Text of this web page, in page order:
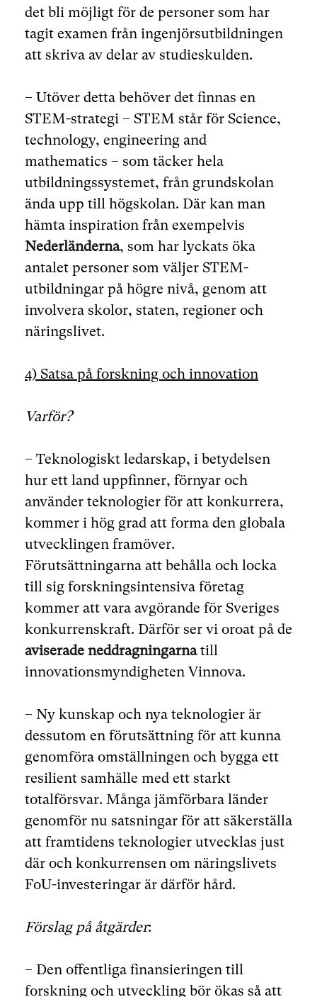
det bli möjligt för de personer som har
tagit examen från ingenjörsutbildningen
att skriva av delar av studieskulden.
– Utöver detta behöver det finnas en
STEM-strategi – STEM står för Science,
technology, engineering and
mathematics – som täcker hela
utbildningssystemet, från grundskolan
ända upp till högskolan. Där kan man
hämta inspiration från exempelvis
Nederländerna, som har lyckats öka
antalet personer som väljer STEM-
utbildningar på högre nivå, genom att
involvera skolor, staten, regioner och
näringslivet.
4) Satsa på forskning och innovation
Varför?
– Teknologiskt ledarskap, i betydelsen
hur ett land uppfinner, förnyar och
använder teknologier för att konkurrera,
kommer i hög grad att forma den globala
utvecklingen framöver.
Förutsättningarna att behålla och locka
till sig forskningsintensiva företag
kommer att vara avgörande för Sveriges
konkurrenskraft. Därför ser vi oroat på de
aviserade neddragningarnatill
innovationsmyndigheten Vinnova.
– Ny kunskap och nya teknologier är
dessutom en förutsättning för att kunna
genomföra omställningen och bygga ett
resilient samhälle med ett starkt
totalförsvar. Många jämförbara länder
genomför nu satsningar för att säkerställa
att framtidens teknologier utvecklas just
där och konkurrensen om näringslivets
FoU-investeringar är därför hård.
Förslag på åtgärder:
– Den offentliga finansieringen till
forskning och utveckling bör ökas så att